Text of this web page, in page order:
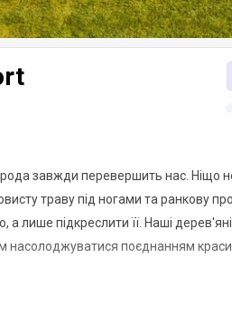
завжди перевершить нас. Ніщо
траву під ногами та ранкову
лише підкреслити її. Наші
насолоджуватися поєднанням
Це те місце, де робота буде